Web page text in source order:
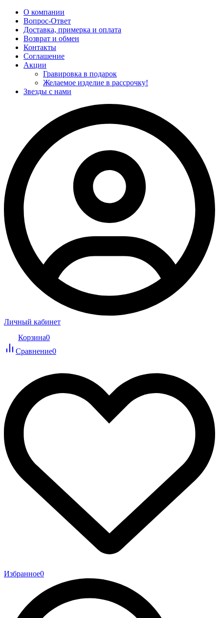
О компании
Вопрос-Ответ
Доставка, примерка и оплата
Возврат и обмен
Контакты
Соглашение
Акции
Гравировка в подарок
Желаемое изделие в рассрочку!
Звезды с нами
Личный кабинет
Корзина0
Сравнение0
Избранное0